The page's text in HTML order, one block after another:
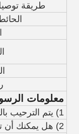
طريقة
معلومات
1) يتم الترحيب بالتصميم المخصص.
2) هل يمكنك أن تخبرني بمشروعك في الهيكل الفولاذي؟